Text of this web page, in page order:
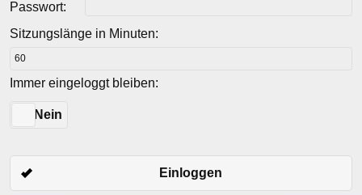
Passwort:
Sitzungslänge in Minuten:
Immer eingeloggt bleiben:
Nein
Einloggen